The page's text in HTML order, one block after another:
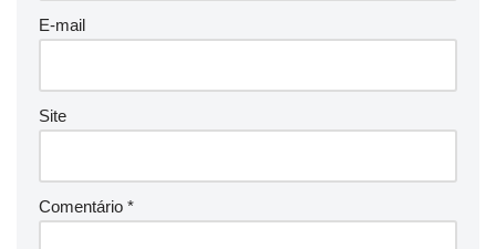
E-mail
Site
Comentário *